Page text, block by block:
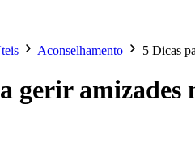
Aconselhamento 5 Dicas
gerir amizades